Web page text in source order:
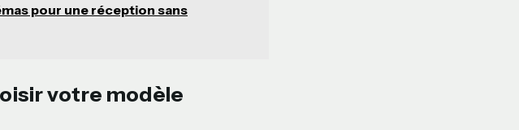
pour une réception sans
votre modèle